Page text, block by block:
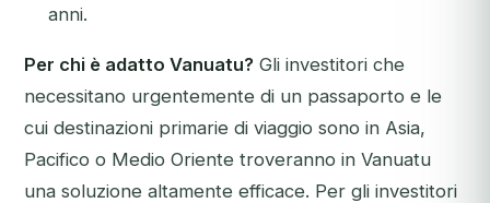
anni.
Per chi è adatto Vanuatu? Gli investitori che
necessitano urgentemente di un passaporto e le
cui destinazioni primarie di viaggio sono in Asia,
Pacifico o Medio Oriente troveranno in Vanuatu
una soluzione altamente efficace. Per gli investitori